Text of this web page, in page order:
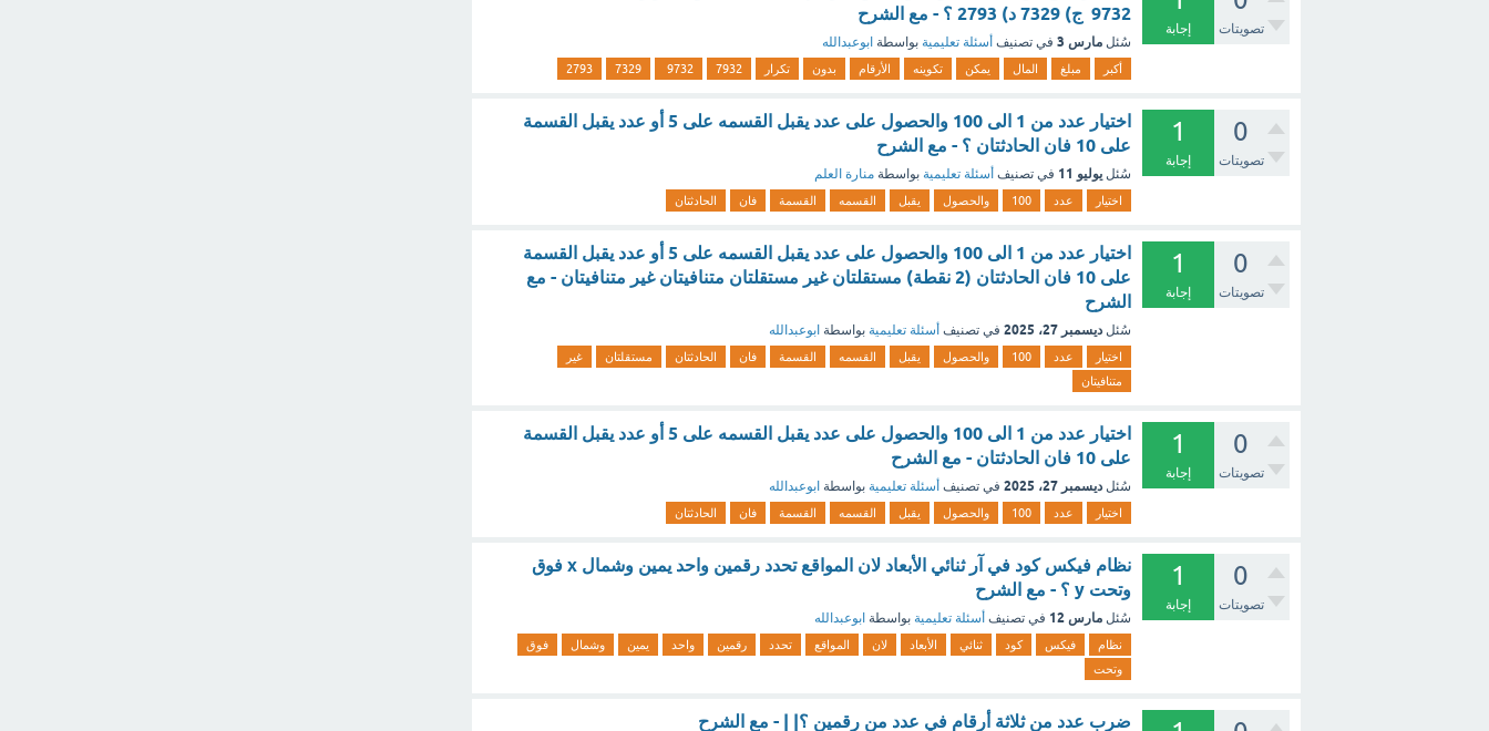
تصويتات إجابة
9732 ج) 7329 د) 2793 ؟ - مع الشرح
سُئل مارس 3 في تصنيف أسئلة تعليمية بواسطة ابوعبدالله
أكبر مبلغ المال يمكن تكوينه الأرقام بدون تكرار 7932
9732
7329
2793
0
تصويتات
1
إجابة
اختيار عدد من 1 الى 100 والحصول على عدد يقبل القسمه على 5 أو عدد يقبل القسمة
على 10 فان الحادثتان ؟ - مع الشرح
سُئل يوليو 11 في تصنيف أسئلة تعليمية بواسطة منارة العلم
اختيار عدد 100 والحصول يقبل القسمه القسمة فان الحادثتان
0
تصويتات
1
إجابة
اختيار عدد من 1 الى 100 والحصول على عدد يقبل القسمه على 5 أو عدد يقبل القسمة
على 10 فان الحادثتان (2 نقطة) مستقلتان غير مستقلتان متنافيتان غير متنافيتان - مع
الشرح
سُئل ديسمبر 27، 2025 في تصنيف أسئلة تعليمية بواسطة ابوعبدالله
اختيار عدد 100 والحصول يقبل القسمه القسمة فان الحادثتان مستقلتان
غير
متنافيتان
0
تصويتات
1
إجابة
اختيار عدد من 1 الى 100 والحصول على عدد يقبل القسمه على 5 أو عدد يقبل القسمة
على 10 فان الحادثتان - مع الشرح
سُئل ديسمبر 27، 2025 في تصنيف أسئلة تعليمية بواسطة ابوعبدالله
اختيار عدد 100 والحصول يقبل القسمه القسمة فان الحادثتان
0
تصويتات
1
إجابة
نظام فيكس كود في آر ثنائي الأبعاد لان المواقع تحدد رقمين واحد يمين وشمال x فوق
وتحت y ؟ - مع الشرح
سُئل مارس 12 في تصنيف أسئلة تعليمية بواسطة ابوعبدالله
نظام فيكس كود ثنائي الأبعاد لان المواقع تحدد رقمين واحد يمين وشمال
فوق
وتحت
ضرب عدد من ثلاثة أرقام في عدد من رقمين ؟| | - مع الشرح